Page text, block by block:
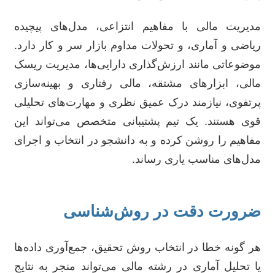
مدیریت مالی با مفاهیم انتزاعی، مدل‌های پیچیده
ریاضی و آماری، و تحولات مداوم بازار سر و کار دارد.
موضوعاتی مانند ارزش‌گذاری دارایی‌ها، مدیریت ریسک
مالی، ابزارهای مشتقه، مالی رفتاری و بهینه‌سازی
پرتفوی، نیازمند درک عمیق نظری و مهارت‌های تحلیلی
قوی هستند. یک تیم پشتیبانی متخصص می‌تواند این
مفاهیم را روشن کرده و به دانشجو در انتخاب و اجرای
مدل‌های مناسب یاری رساند.
ضرورت دقت در روش‌شناسی
هر گونه خطا در انتخاب روش تحقیق، جمع‌آوری داده‌ها
یا تحلیل آماری در رشته مالی می‌تواند منجر به نتایج